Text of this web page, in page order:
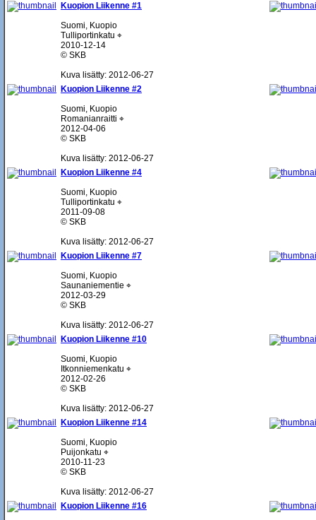
Kuopion Liikenne #1
Suomi, Kuopio
Tulliportinkatu ⌖
2010-12-14
© SKB
Kuva lisätty: 2012-06-27
Kuopion Liikenne #2
Suomi, Kuopio
Romanianraitti ⌖
2012-04-06
© SKB
Kuva lisätty: 2012-06-27
Kuopion Liikenne #4
Suomi, Kuopio
Tulliportinkatu ⌖
2011-09-08
© SKB
Kuva lisätty: 2012-06-27
Kuopion Liikenne #7
Suomi, Kuopio
Saunaniementie ⌖
2012-03-29
© SKB
Kuva lisätty: 2012-06-27
Kuopion Liikenne #10
Suomi, Kuopio
Itkonniemenkatu ⌖
2012-02-26
© SKB
Kuva lisätty: 2012-06-27
Kuopion Liikenne #14
Suomi, Kuopio
Puijonkatu ⌖
2010-11-23
© SKB
Kuva lisätty: 2012-06-27
Kuopion Liikenne #16